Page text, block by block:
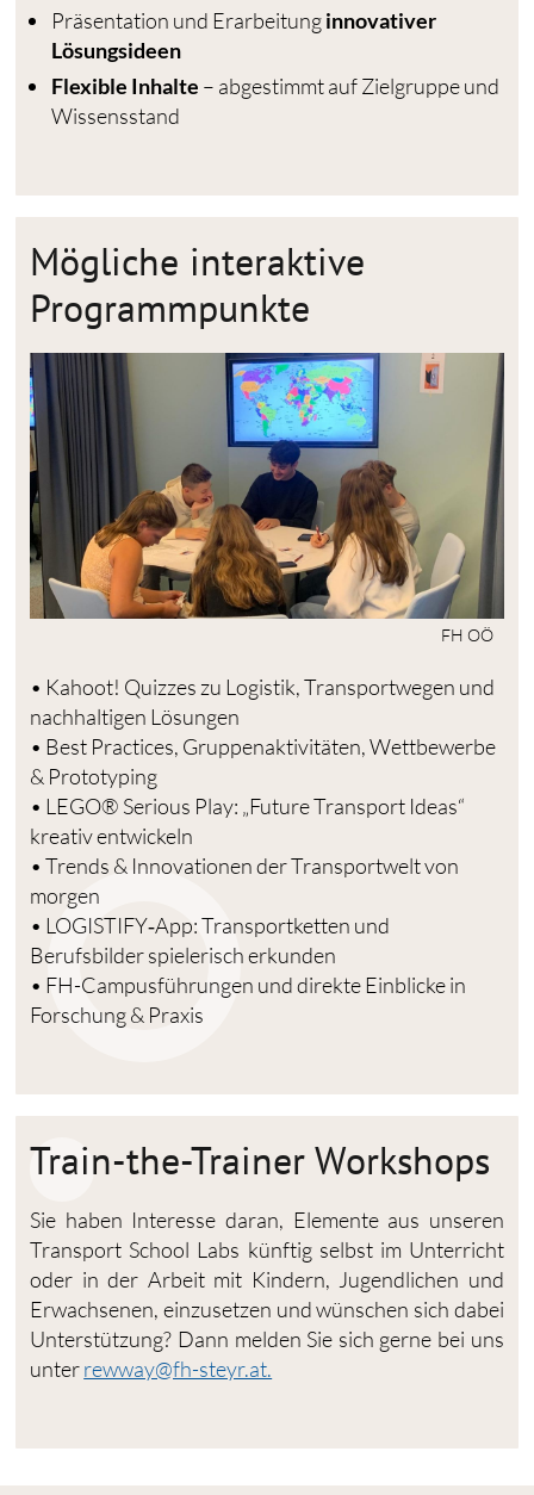
Präsentation und Erarbeitunginnovativer
Lösungsideen
Flexible Inhalte – abgestimmt auf Zielgruppe und
Wissensstand
Mögliche interaktive
Programmpunkte
FH OÖ
• Kahoot! Quizzes zu Logistik, Transportwegen und
nachhaltigen Lösungen
• Best Practices, Gruppenaktivitäten, Wettbewerbe
& Prototyping
• LEGO® Serious Play: „Future Transport Ideas“
kreativ entwickeln
• Trends & Innovationen der Transportwelt von
morgen
• LOGISTIFY‑App: Transportketten und
Berufsbilder spielerisch erkunden
• FH-Campusführungen und direkte Einblicke in
Forschung & Praxis
Train-the-Trainer Workshops
Sie haben Interesse daran, Elemente aus unseren
Transport School Labs künftig selbst im Unterricht
oder in der Arbeit mit Kindern, Jugendlichen und
Erwachsenen, einzusetzen und wünschen sich dabei
Unterstützung? Dann melden Sie sich gerne bei uns
unterrewway@fh-steyr.at.